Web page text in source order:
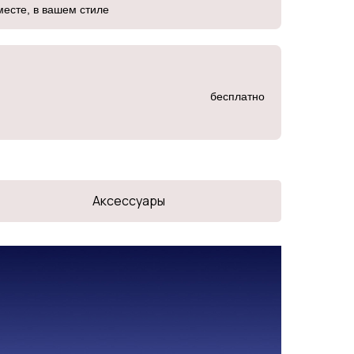
в вашем стиле
бесплатно
Аксессуары